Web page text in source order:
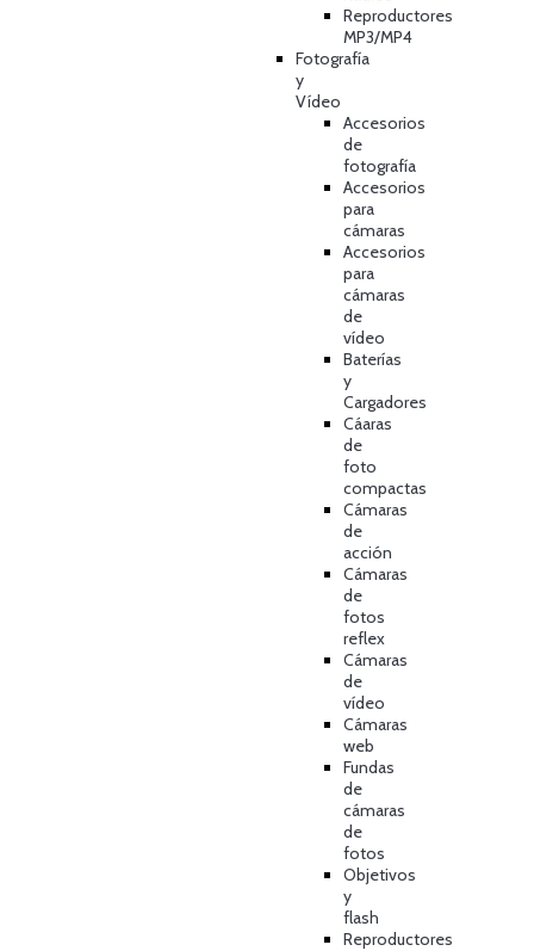
Reproductores
MP3/MP4
Fotografía
y
Vídeo
Accesorios
de
fotografía
Accesorios
para
cámaras
Accesorios
para
cámaras
de
vídeo
Baterías
y
Cargadores
Cáaras
de
foto
compactas
Cámaras
de
acción
Cámaras
de
fotos
reflex
Cámaras
de
vídeo
Cámaras
web
Fundas
de
cámaras
de
fotos
Objetivos
y
flash
Reproductores